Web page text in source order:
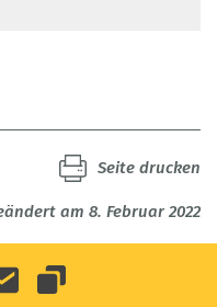
am 8. Februar 2022
Seite drucken
E-Mail
Link kopieren